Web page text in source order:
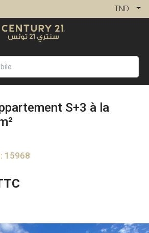
TND
S+3 à la
15968